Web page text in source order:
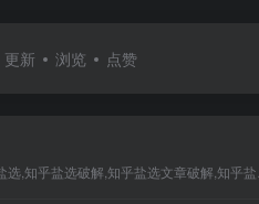
更新 浏览 点赞